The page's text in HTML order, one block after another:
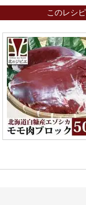
このレシ